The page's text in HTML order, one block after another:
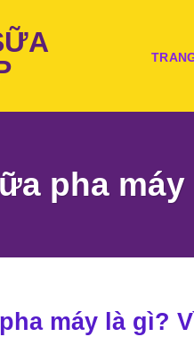
pha
máy là gì?